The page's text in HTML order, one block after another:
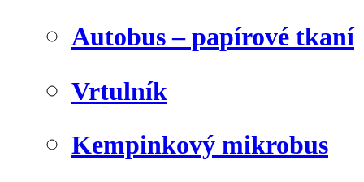
Autobus – papírové tkaní
Vrtulník
Kempinkový mikrobus